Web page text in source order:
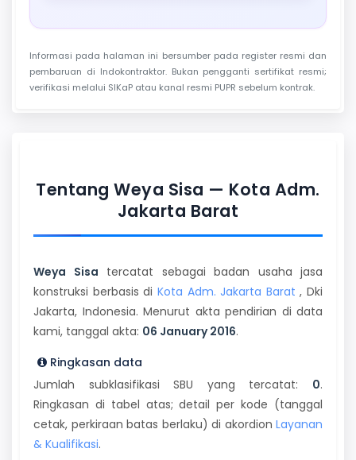
Informasi pada halaman ini bersumber pada register resmi dan
pembaruan di Indokontraktor. Bukan pengganti sertifikat resmi;
verifikasi melalui SIKaP atau kanal resmi PUPR sebelum kontrak.
Tentang Weya Sisa — Kota Adm.
Jakarta Barat
Weya Sisa tercatat sebagai badan usaha jasa
konstruksi berbasis di Kota Adm. Jakarta Barat , Dki
Jakarta, Indonesia. Menurut akta pendirian di data
kami, tanggal akta: 06 January 2016.
Ringkasan data
Jumlah subklasifikasi SBU yang tercatat: 0.
Ringkasan di tabel atas; detail per kode (tanggal
cetak, perkiraan batas berlaku) di akordion Layanan
& Kualifikasi.